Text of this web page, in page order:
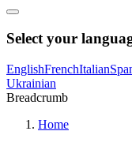
Select your
EnglishFrenchItalian
Ukrainian
Breadcrumb
Home